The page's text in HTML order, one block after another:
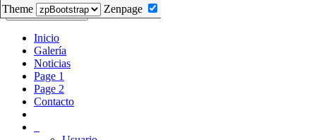
Theme Zenpage
Toggle navigation Themes
Inicio
Galería
Noticias
Page 1
Page 2
Contacto